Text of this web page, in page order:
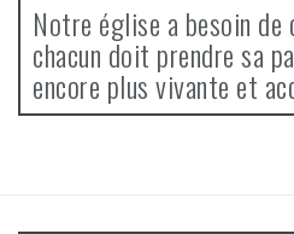
Notre église a besoin de
chacun doit prendre sa
encore plus vivante et